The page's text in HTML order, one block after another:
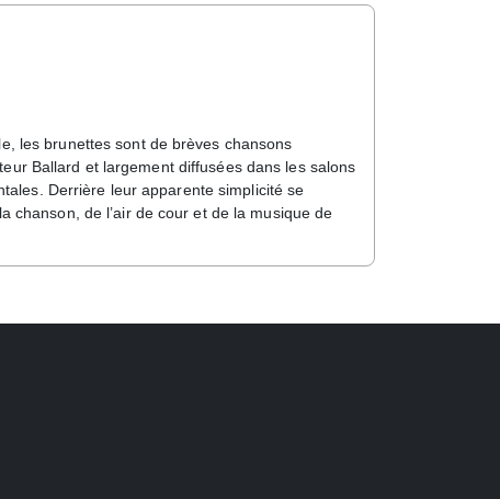
les brunettes sont de brèves chansons
Ballard et largement diffusées dans les salons
Derrière leur apparente simplicité se
chanson, de l’air de cour et de la musique de